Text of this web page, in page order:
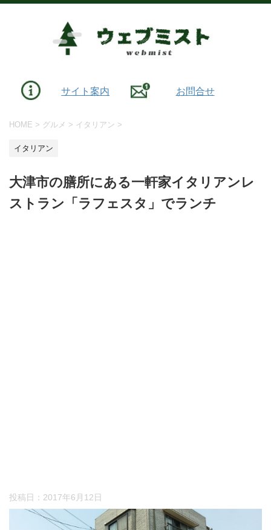
サイト案内 お問合せ
HOME > グルメ > イタリアン >
イタリアン
大津市の膳所にある一軒家イタリアンレ
ストラン「ラフェスタ」でランチ
投稿日： 2017年6月12日